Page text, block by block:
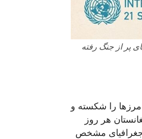
پر از جنگ رفته
را شکسته و
هر روز
جغرافیای مشخص